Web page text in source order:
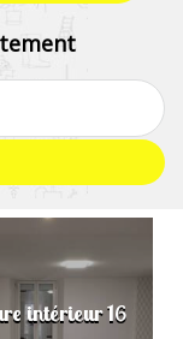
intérieur 16